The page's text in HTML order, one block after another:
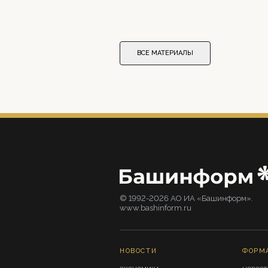
ВСЕ МАТЕРИАЛЫ
© 1992-2026 АО ИА «Башинформ».
www.bashinform.ru
НОВОСТИ